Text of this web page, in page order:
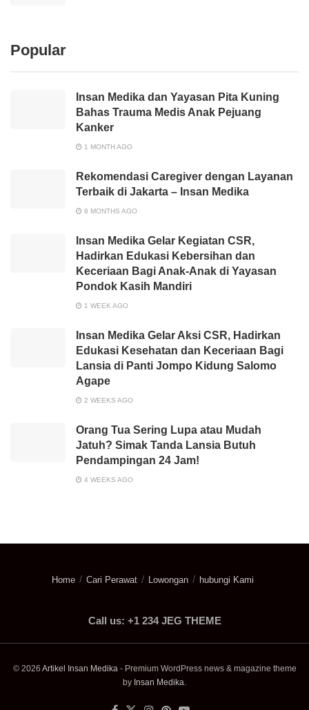
Popular
Insan Medika dan Yayasan Pita Kuning
Bahas Trauma Medis Anak Pejuang
Kanker
1 MONTH AGO
Rekomendasi Caregiver dengan Layanan
Terbaik di Jakarta – Insan Medika
8 MONTHS AGO
Insan Medika Gelar Kegiatan CSR,
Hadirkan Edukasi Kebersihan dan
Keceriaan Bagi Anak-Anak di Yayasan
Pondok Kasih Mandiri
1 WEEK AGO
Insan Medika Gelar Aksi CSR, Hadirkan
Edukasi Kesehatan dan Keceriaan Bagi
Lansia di Panti Jompo Kidung Salomo
Agape
2 WEEKS AGO
Orang Tua Sering Lupa atau Mudah
Jatuh? Simak Tanda Lansia Butuh
Pendampingan 24 Jam!
4 WEEKS AGO
Home Cari Perawat Lowongan hubungi Kami
Call us: +1 234 JEG THEME
© 2026 Artikel Insan Medika- Premium WordPress news & magazine theme
by Insan Medika.